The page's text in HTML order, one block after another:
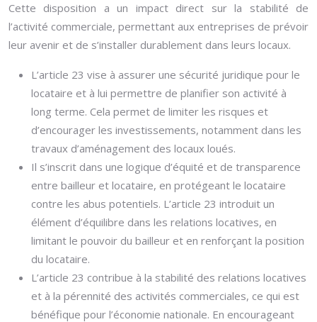
Cette disposition a un impact direct sur la stabilité de
l’activité commerciale, permettant aux entreprises de prévoir
leur avenir et de s’installer durablement dans leurs locaux.
L’article 23 vise à assurer une sécurité juridique pour le
locataire et à lui permettre de planifier son activité à
long terme. Cela permet de limiter les risques et
d’encourager les investissements, notamment dans les
travaux d’aménagement des locaux loués.
Il s’inscrit dans une logique d’équité et de transparence
entre bailleur et locataire, en protégeant le locataire
contre les abus potentiels. L’article 23 introduit un
élément d’équilibre dans les relations locatives, en
limitant le pouvoir du bailleur et en renforçant la position
du locataire.
L’article 23 contribue à la stabilité des relations locatives
et à la pérennité des activités commerciales, ce qui est
bénéfique pour l’économie nationale. En encourageant